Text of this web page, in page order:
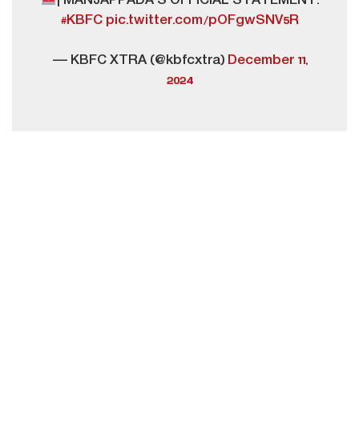
#KBFC pic.twitter.com/pOFgwSNV5R
— KBFC XTRA (@kbfcxtra) December 11,
2024